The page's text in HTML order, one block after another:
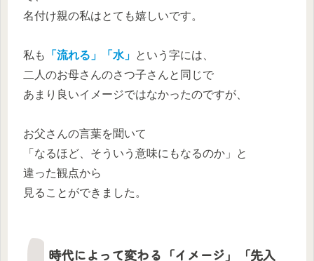
名付け親の私はとても嬉しいです。
私も 「流れる」「水」 という字には、
二人のお母さんのさつ子さんと同じで
あまり良いイメージではなかったのですが、
お父さんの言葉を聞いて
「なるほど、そういう意味にもなるのか」と
違った観点から
見ることができました。
時代によって変わる「イメージ」「先入